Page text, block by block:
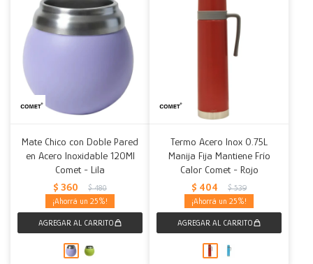
Mate Chico con Doble Pared
en Acero Inoxidable 120Ml
Comet - Lila
$ 360 $ 480
25
Termo Acero Inox 0.75L
Manija Fija Mantiene Frío
Calor Comet - Rojo
$ 404 $ 539
25